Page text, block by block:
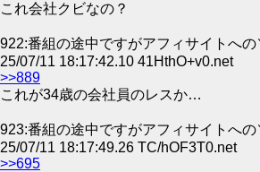
これ会社クビなの？
922:番組の途中ですがアフィサイトへ
25/07/11 18:17:42.10 41HthO+v0.net
>>889
これが34歳の会社員のレスか…
923:番組の途中ですがアフィサイトへ
25/07/11 18:17:49.26 TC/hOF3T0.net
>>695